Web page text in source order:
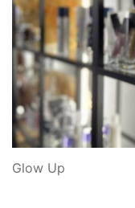
Glow Up